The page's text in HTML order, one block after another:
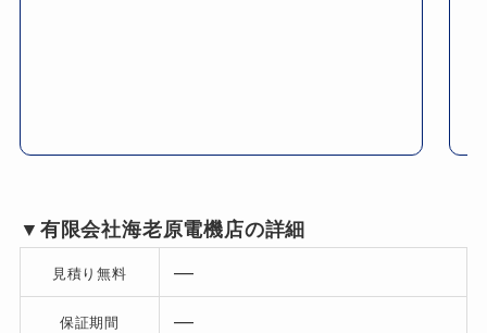
▼有限会社海老原電機店の詳細
見積り無料 ―
保証期間 ―